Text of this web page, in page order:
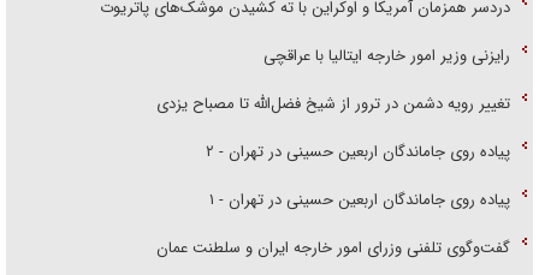
دردسر همزمان آمریکا و اوکراین با ته کشیدن موشک‌های پاتریوت
رایزنی وزیر امور خارجه ایتالیا با عراقچی
تغییر رویه دشمن در ترور از شیخ فضل‌الله تا مصباح یزدی
پیاده روی جاماندگان اربعین حسینی در تهران - ۲
پیاده روی جاماندگان اربعین حسینی در تهران - ۱
گفت‌وگوی تلفنی وزرای امور خارجه ایران و سلطنت عمان